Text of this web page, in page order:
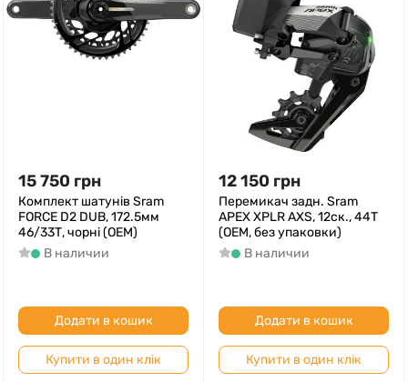
15 750 грн
Комплект шатунів Sram
FORCE D2 DUB, 172.5мм
46/33Т, чорні (OEM)
В наличии
Додати в кошик
Купити в один клік
12 150 грн
Перемикач задн. Sram
APEX XPLR AXS, 12ск., 44T
(ОЕМ, без упаковки)
В наличии
Додати в кошик
Купити в один клік